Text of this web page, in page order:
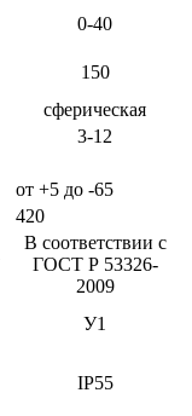
0-40
150
сферическая
3-12
от +5 до -65
420
В соответствии с
ГОСТ Р 53326-
2009
У1
IP55